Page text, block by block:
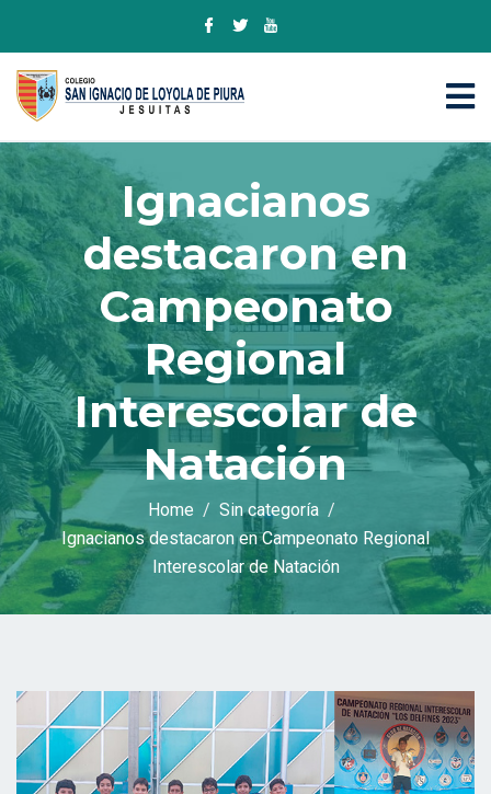
Ignacianos
destacaron en
Campeonato
Regional
Interescolar de
Natación
Home
Sin categoría
Ignacianos destacaron en Campeonato Regional
Interescolar de Natación